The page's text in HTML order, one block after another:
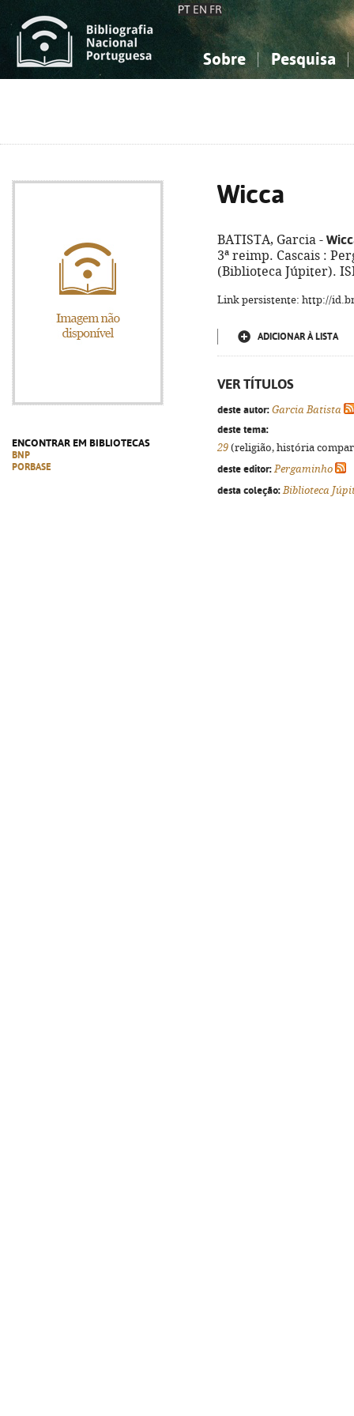
PT EN FR
Sobre Pesquisa
ENCONTRAR EM BIBLIOTECAS
BNP
PORBASE
Wicca
BATISTA, Garcia -
3ª reimp. Cascais :
(Biblioteca Júpiter).
Link persistente: http://
ADICIONAR À LISTA
VER TÍTULOS
deste autor: Garcia Batista
deste tema:
29 (religião, história
deste editor: Pergaminho
desta coleção: Biblioteca